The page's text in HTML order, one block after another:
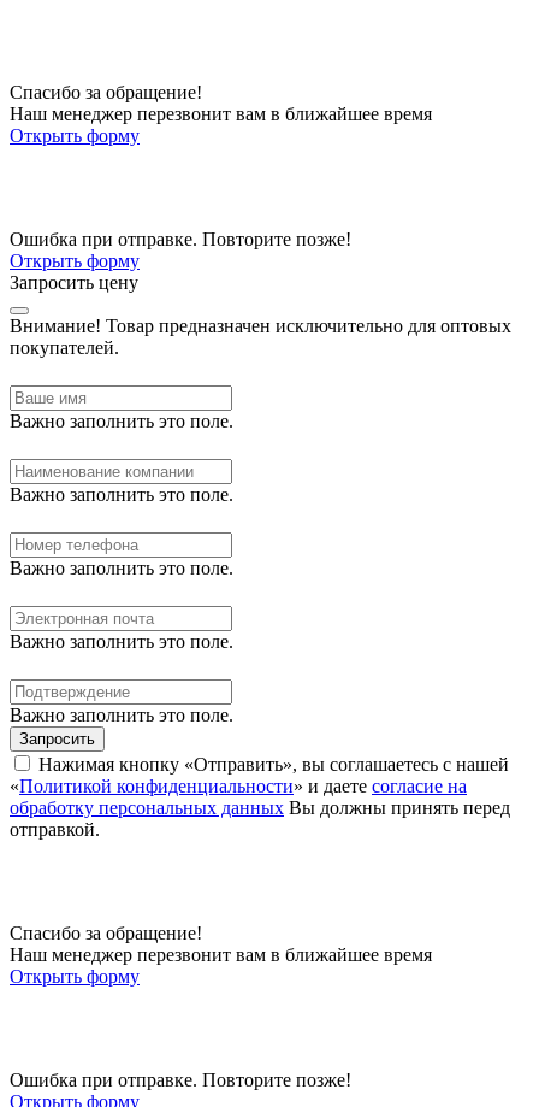
Спасибо за обращение!
Наш менеджер перезвонит вам в ближайшее время
Открыть форму
Ошибка при отправке. Повторите позже!
Открыть форму
Запросить цену
Внимание! Товар предназначен исключительно для оптовых
покупателей.
Важно заполнить это поле.
Важно заполнить это поле.
Важно заполнить это поле.
Важно заполнить это поле.
Важно заполнить это поле.
Запросить
Нажимая кнопку «Отправить», вы соглашаетесь с нашей
«Политикой конфиденциальности» и даете согласие на
обработку персональных данных Вы должны принять перед
отправкой.
Спасибо за обращение!
Наш менеджер перезвонит вам в ближайшее время
Открыть форму
Ошибка при отправке. Повторите позже!
Открыть форму